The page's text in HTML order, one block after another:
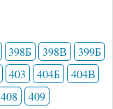
398Б 398В
399Б
403 404Б
404В
408 409